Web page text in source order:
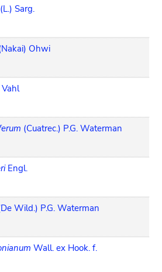
(L.) Sarg.
Ohwi
Vahl
(Cuatrec.) P.G. Waterman
Engl.
Wild.) P.G. Waterman
Wall. ex Hook. f.